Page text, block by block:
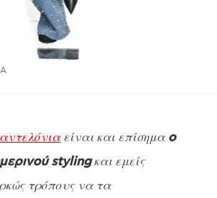
είναι και επίσημαο
stylingκαι εμείς
τρόπους να τα